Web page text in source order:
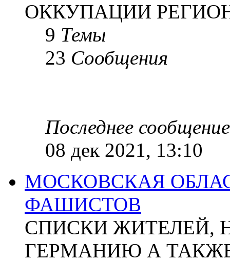
ОККУПАЦИИ
9 Темы
23 Сообщения
Последнее сообщение
08 дек 2021, 13:10
МОСКОВСКАЯ
ФАШИСТОВ
СПИСКИ ЖИТЕЛЕЙ,
ГЕРМАНИЮ А